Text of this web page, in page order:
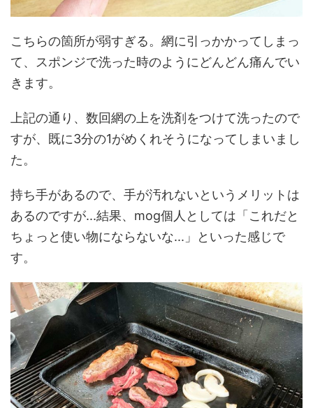
こちらの箇所が弱すぎる。網に引っかかってしまっ
て、スポンジで洗った時のようにどんどん痛んでい
きます。
上記の通り、数回網の上を洗剤をつけて洗ったので
すが、既に3分の1がめくれそうになってしまいまし
た。
持ち手があるので、手が汚れないというメリットは
あるのですが...結果、mog個人としては「これだと
ちょっと使い物にならないな...」といった感じで
す。